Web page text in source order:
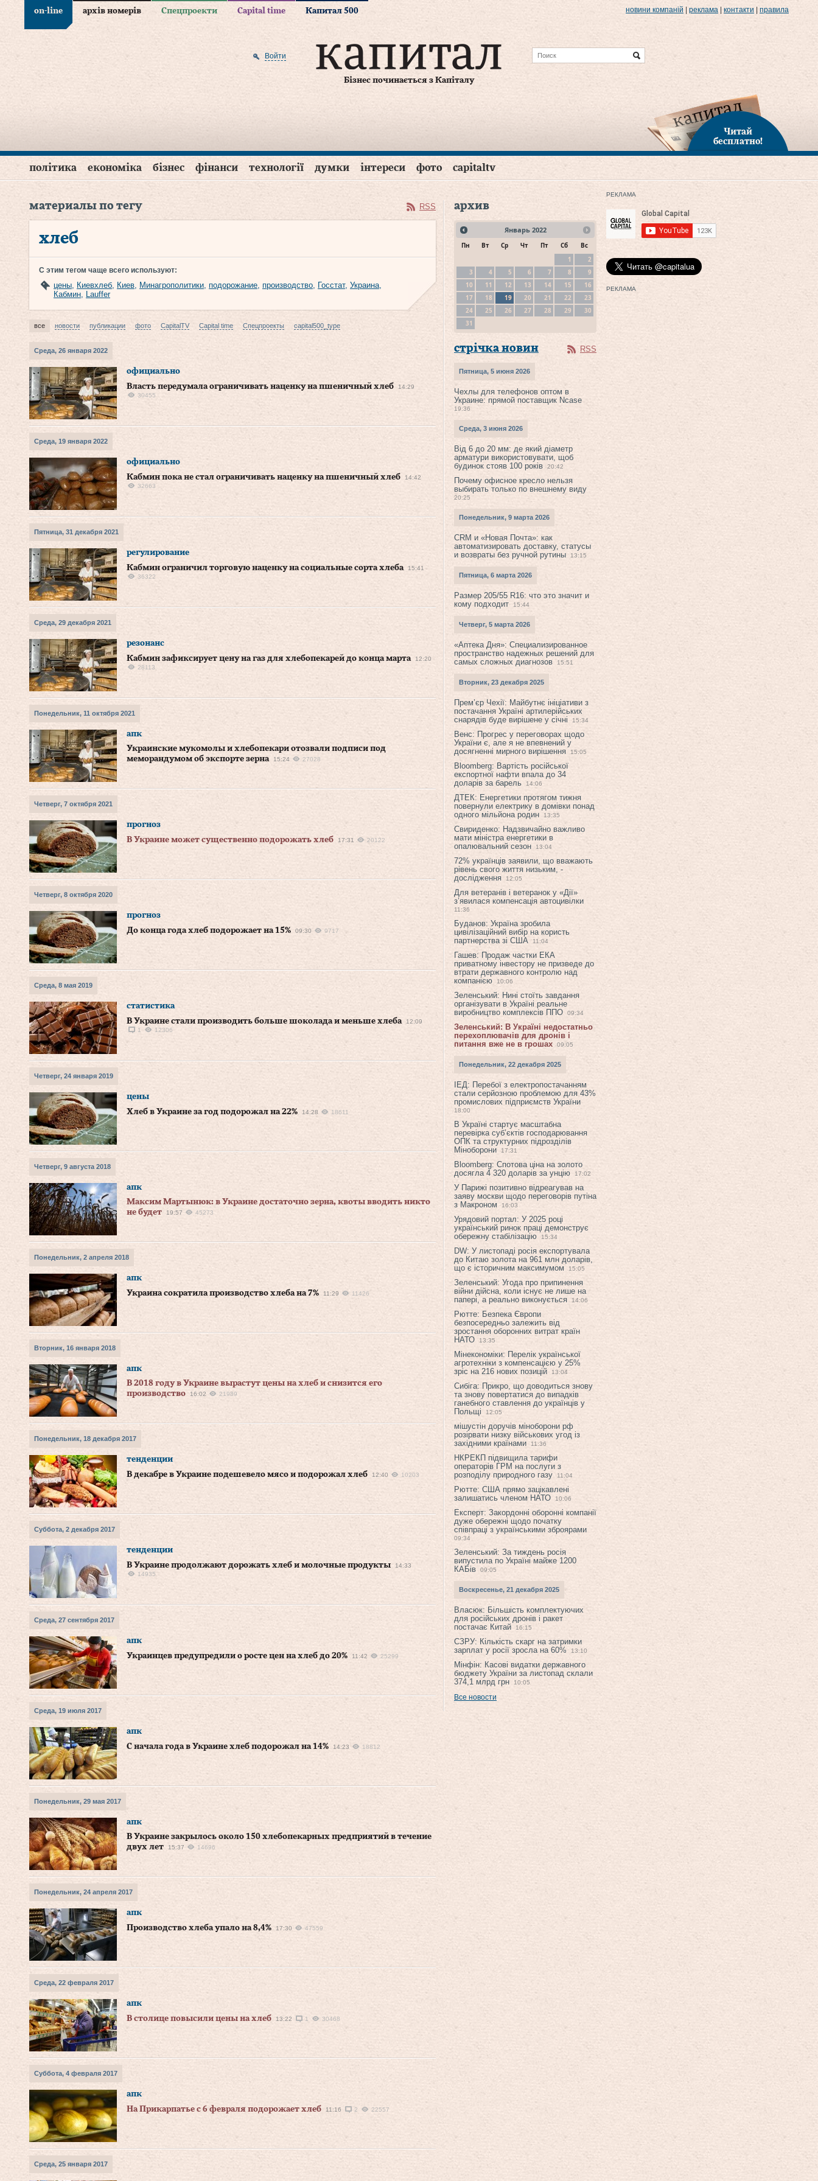
on-line архів номерів Спецпроекти Capital time Капитал 500 новини компаній реклама контакти правила
Бізнес починається з Капіталу
Войти
Читай
бесплатно!
політика економіка бізнес фінанси технології думки інтереси фото capitaltv
материалы по тегу RSS
хлеб
С этим тегом чаще всего используют:
цены, Киевхлеб, Киев, Минагрополитики, подорожание, производство, Госстат, Украина,
Кабмин, Lauffer
все новости публикации фото CapitalTV Capital time Спецпроекты capital500_type
Среда, 26 января 2022
официально
Власть передумала ограничивать наценку на пшеничный хлеб
14:29
30455
Среда, 19 января 2022
официально
Кабмин пока не стал ограничивать наценку на пшеничный хлеб
14:42
32663
Пятница, 31 декабря 2021
регулирование
Кабмин ограничил торговую наценку на социальные сорта хлеба
15:41
36322
Среда, 29 декабря 2021
резонанс
Кабмин зафиксирует цену на газ для хлебопекарей до конца марта
12:20
28113
Понедельник, 11 октября 2021
апк
Украинские мукомолы и хлебопекари отозвали подписи под
меморандумом об экспорте зерна
15:24 27028
Четверг, 7 октября 2021
прогноз
В Украине может существенно подорожать хлеб
17:31 20122
Четверг, 8 октября 2020
прогноз
До конца года хлеб подорожает на 15%
09:30 9717
Среда, 8 мая 2019
статистика
В Украине стали производить больше шоколада и меньше хлеба
12:09
1
12306
Четверг, 24 января 2019
цены
Хлеб в Украине за год подорожал на 22%
14:28 18611
Четверг, 9 августа 2018
апк
Максим Мартынюк: в Украине достаточно зерна, квоты вводить никто
не будет
19:57 45273
Понедельник, 2 апреля 2018
апк
Украина сократила производство хлеба на 7%
11:29 11426
Вторник, 16 января 2018
апк
В 2018 году в Украине вырастут цены на хлеб и снизится его
производство
16:02 21989
Понедельник, 18 декабря 2017
тенденции
В декабре в Украине подешевело мясо и подорожал хлеб
12:40 10203
Суббота, 2 декабря 2017
тенденции
В Украине продолжают дорожать хлеб и молочные продукты
14:33
14935
Среда, 27 сентября 2017
апк
Украинцев предупредили о росте цен на хлеб до 20%
11:42 25299
Среда, 19 июля 2017
апк
С начала года в Украине хлеб подорожал на 14%
14:23 18812
Понедельник, 29 мая 2017
апк
В Украине закрылось около 150 хлебопекарных предприятий в течение
двух лет
15:37 14696
Понедельник, 24 апреля 2017
апк
Производство хлеба упало на 8,4%
17:30 47559
Среда, 22 февраля 2017
апк
В столице повысили цены на хлеб
13:22 1 30468
Суббота, 4 февраля 2017
апк
На Прикарпатье с 6 февраля подорожает хлеб
11:16 2 22557
Среда, 25 января 2017
архив
Январь 2022
Пн Вт Ср Чт Пт Сб
Вс
1
2
3
4 5 6 7 8
9
10
11 12 13 14 15
16
17
18 19 20 21 22
23
24
25 26 27 28 29
30
31
стрічка новин RSS
Пятница, 5 июня 2026
Чехлы для телефонов оптом в
Украине: прямой поставщик Ncase
19:36
Среда, 3 июня 2026
Від 6 до 20 мм: де який діаметр
арматури використовувати, щоб
будинок стояв 100 років
20:42
Почему офисное кресло нельзя
выбирать только по внешнему виду
20:25
Понедельник, 9 марта 2026
CRM и «Новая Почта»: как
автоматизировать доставку, статусы
и возвраты без ручной рутины
13:15
Пятница, 6 марта 2026
Размер 205/55 R16: что это значит и
кому подходит
15:44
Четверг, 5 марта 2026
«Аптека Дня»: Специализированное
пространство надежных решений для
самых сложных диагнозов
15:51
Вторник, 23 декабря 2025
Прем’єр Чехії: Майбутнє ініціативи з
постачання Україні артилерійських
снарядів буде вирішене у січні
15:34
Венс: Прогрес у переговорах щодо
України є, але я не впевнений у
досягненні мирного вирішення
15:05
Bloomberg: Вартість російської
експортної нафти впала до 34
доларів за барель
14:06
ДТЕК: Енергетики протягом тижня
повернули електрику в домівки понад
одного мільйона родин
13:35
Свириденко: Надзвичайно важливо
мати міністра енергетики в
опалювальний сезон
13:04
72% українців заявили, що вважають
рівень свого життя низьким, -
дослідження
12:05
Для ветеранів і ветеранок у «Дії»
з’явилася компенсація автоцивілки
11:36
Буданов: Україна зробила
цивілізаційний вибір на користь
партнерства зі США
11:04
Гашев: Продаж частки ЕКА
приватному інвестору не призведе до
втрати державного контролю над
компанією
10:06
Зеленський: Нині стоїть завдання
організувати в Україні реальне
виробництво комплексів ППО
09:34
Зеленський: В Україні недостатньо
перехоплювачів для дронів і
питання вже не в грошах
09:05
Понедельник, 22 декабря 2025
ІЕД: Перебої з електропостачанням
стали серйозною проблемою для 43%
промислових підприємств України
18:00
В Україні стартує масштабна
перевірка суб’єктів господарювання
ОПК та структурних підрозділів
Міноборони
17:31
Bloomberg: Спотова ціна на золото
досягла 4 320 доларів за унцію
17:02
У Парижі позитивно відреагував на
заяву москви щодо переговорів путіна
з Макроном
16:03
Урядовий портал: У 2025 році
український ринок праці демонструє
обережну стабілізацію
15:34
DW: У листопаді росія експортувала
до Китаю золота на 961 млн доларів,
що є історичним максимумом
15:05
Зеленський: Угода про припинення
війни дійсна, коли існує не лише на
папері, а реально виконується
14:06
Рютте: Безпека Європи
безпосередньо залежить від
зростання оборонних витрат країн
НАТО
13:35
Мінекономіки: Перелік української
агротехніки з компенсацією у 25%
зріс на 216 нових позицій
13:04
Сибіга: Прикро, що доводиться знову
та знову повертатися до випадків
ганебного ставлення до українців у
Польщі
12:05
мішустін доручів міноборони рф
розірвати низку військових угод із
західними країнами
11:36
НКРЕКП підвищила тарифи
операторів ГРМ на послуги з
розподілу природного газу
11:04
Рютте: США прямо зацікавлені
залишатись членом НАТО
10:06
Експерт: Закордонні оборонні компанії
дуже обережні щодо початку
співпраці з українськими зброярами
09:34
Зеленський: За тиждень росія
випустила по Україні майже 1200
КАБів
09:05
Воскресенье, 21 декабря 2025
Власюк: Більшість комплектуючих
для російських дронів і ракет
постачає Китай
16:15
СЗРУ: Кількість скарг на затримки
зарплат у росії зросла на 60%
13:10
Мінфін: Касові видатки державного
бюджету України за листопад склали
374,1 млрд грн
10:05
Все новости
РЕКЛАМА
РЕКЛАМА